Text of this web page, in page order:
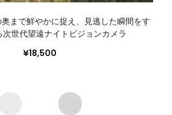
まで鮮やかに捉え、見逃した瞬間をす
世代望遠ナイトビジョンカメラ
¥18,500